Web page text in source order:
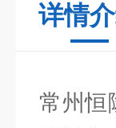
详情
常州恒